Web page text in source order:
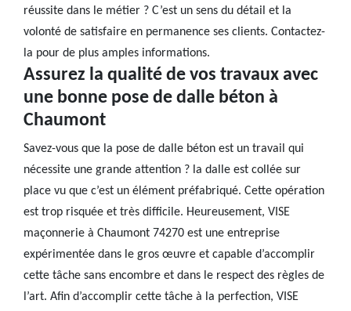
réussite dans le métier ? C’est un sens du détail et la
volonté de satisfaire en permanence ses clients. Contactez-
la pour de plus amples informations.
Assurez la qualité de vos travaux avec
une bonne pose de dalle béton à
Chaumont
Savez-vous que la pose de dalle béton est un travail qui
nécessite une grande attention ? la dalle est collée sur
place vu que c’est un élément préfabriqué. Cette opération
est trop risquée et très difficile. Heureusement, VISE
maçonnerie à Chaumont 74270 est une entreprise
expérimentée dans le gros œuvre et capable d’accomplir
cette tâche sans encombre et dans le respect des règles de
l’art. Afin d’accomplir cette tâche à la perfection, VISE